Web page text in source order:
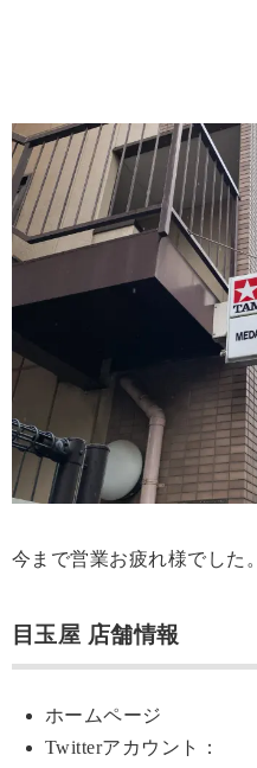
今まで営業お疲れ様でした。
目玉屋 店舗情報
ホームページ
Twitterアカウント：